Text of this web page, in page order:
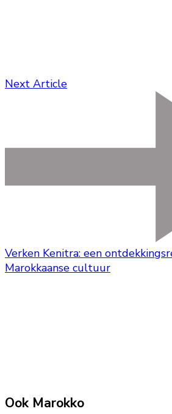
Next Article
Verken Kenitra: een
Marokkaanse cultuur
Ook Marokko